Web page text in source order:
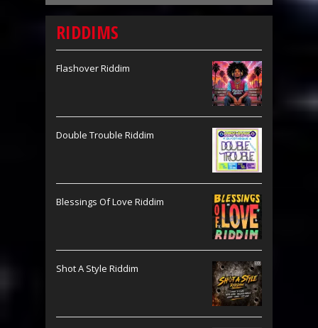
RIDDIMS
Flashover Riddim
Double Trouble Riddim
Blessings Of Love Riddim
Shot A Style Riddim